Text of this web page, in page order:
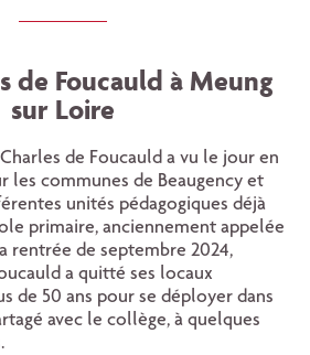
de Foucauld à Meung
sur Loire
de Foucauld a vu le jour en
les communes de Beaugency et
unités pédagogiques déjà
primaire, anciennement appelée
rentrée de septembre 2024,
a quitté ses locaux
de 50 ans pour se déployer dans
avec le collège, à quelques